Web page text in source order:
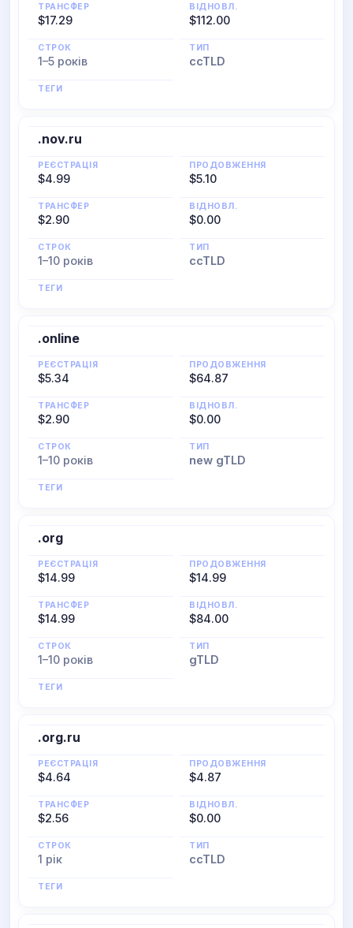
ТРАНСФЕР
$17.29
ВІДНОВЛ.
$112.00
СТРОК
1–5 років
ТИП
ccTLD
ТЕГИ
.nov.ru
РЕЄСТРАЦІЯ
$4.99
ПРОДОВЖЕННЯ
$5.10
ТРАНСФЕР
$2.90
ВІДНОВЛ.
$0.00
СТРОК
1–10 років
ТИП
ccTLD
ТЕГИ
.online
РЕЄСТРАЦІЯ
$5.34
ПРОДОВЖЕННЯ
$64.87
ТРАНСФЕР
$2.90
ВІДНОВЛ.
$0.00
СТРОК
1–10 років
ТИП
new gTLD
ТЕГИ
.org
РЕЄСТРАЦІЯ
$14.99
ПРОДОВЖЕННЯ
$14.99
ТРАНСФЕР
$14.99
ВІДНОВЛ.
$84.00
СТРОК
1–10 років
ТИП
gTLD
ТЕГИ
.org.ru
РЕЄСТРАЦІЯ
$4.64
ПРОДОВЖЕННЯ
$4.87
ТРАНСФЕР
$2.56
ВІДНОВЛ.
$0.00
СТРОК
1 рік
ТИП
ccTLD
ТЕГИ